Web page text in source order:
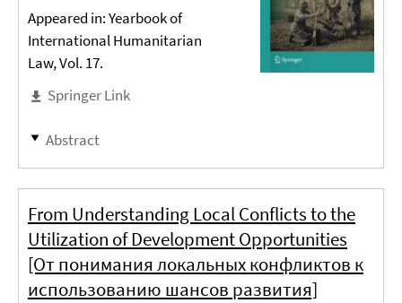
Appeared in: Yearbook of
International Humanitarian
Law, Vol. 17.
Springer Link
Abstract
From Understanding Local Conflicts to the
Utilization of Development Opportunities
[От понимания локальных конфликтов к
использованию шансов развития]